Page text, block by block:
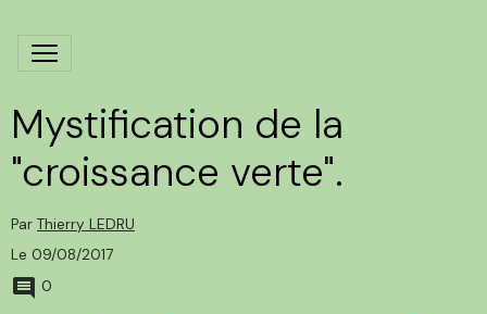
Mystification de la
"croissance verte".
Par Thierry LEDRU
Le 09/08/2017
0